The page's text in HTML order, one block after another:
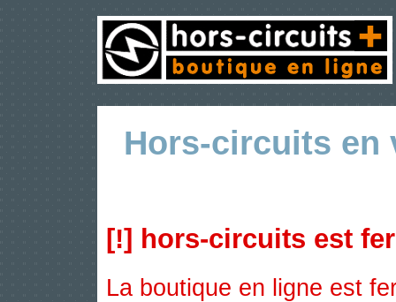
Hors-circuits en
[!] hors-circuits est
La boutique en ligne est